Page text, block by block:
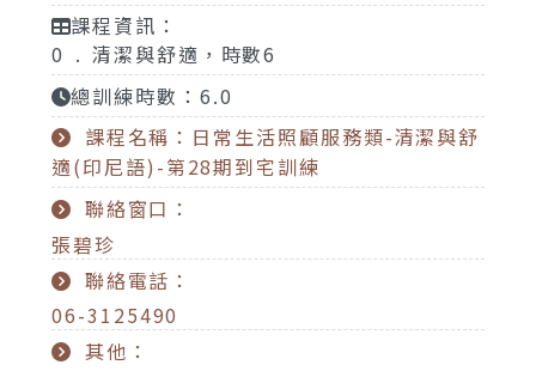
課程資訊：
0 . 清潔與舒適，時數6
總訓練時數：6.0
課程名稱：日常生活照顧服務類-清潔與舒
適(印尼語)-第28期到宅訓練
聯絡窗口：
張碧珍
聯絡電話：
06-3125490
其他：